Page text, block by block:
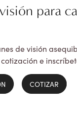
para
de visión
e
COTIZAR